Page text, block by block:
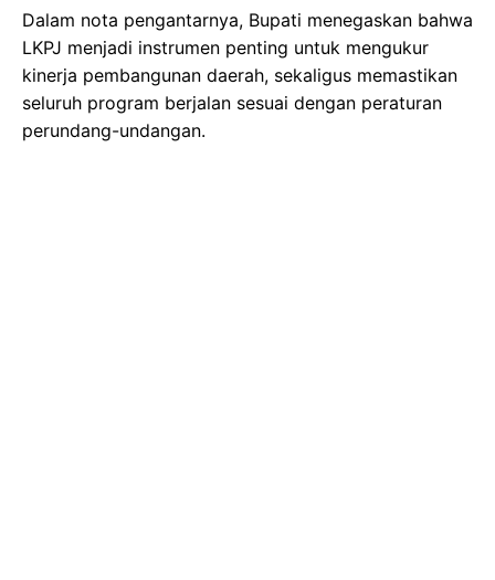
Dalam nota pengantarnya, Bupati menegaskan bahwa
LKPJ menjadi instrumen penting untuk mengukur
kinerja pembangunan daerah, sekaligus memastikan
seluruh program berjalan sesuai dengan peraturan
perundang-undangan.